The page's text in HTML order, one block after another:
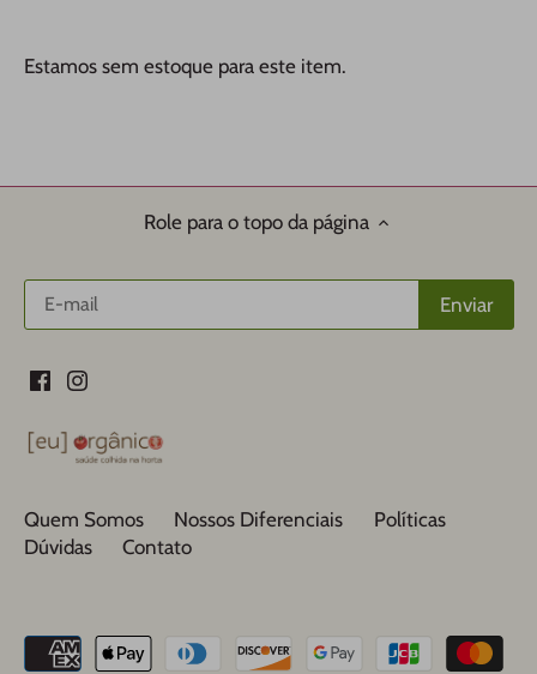
Estamos sem estoque para este item.
Role para o topo da página
Quem Somos Nossos Diferenciais
Políticas
Dúvidas
Contato